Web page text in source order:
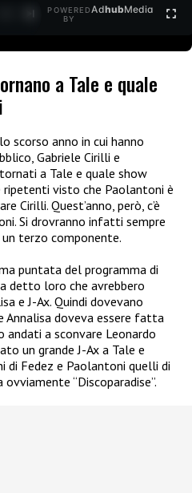
POWERED
BY
AdhubMedia
a Tale e quale
scorso anno in cui hanno
Gabriele Cirilli e
a Tale e quale show
ripetenti visto che Paolantoni è
Cirilli. Quest’anno, però, c’è
Si drovranno infatti sempre
un terzo componente.
puntata del programma di
detto loro che avrebbero
e J-Ax. Quindi dovevano
doveva essere fatta
andati a sconvare Leonardo
un grande J-Ax a Tale e
di Fedez e Paolantoni quelli di
“Discoparadise”.